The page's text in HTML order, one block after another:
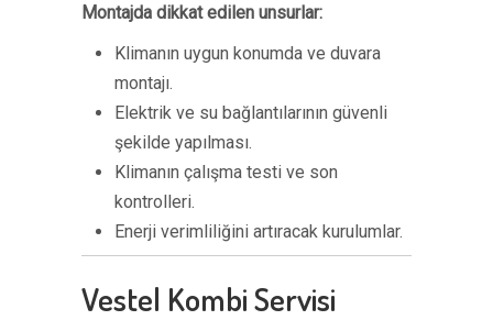
Montajda dikkat edilen unsurlar:
Klimanın uygun konumda ve duvara
montajı.
Elektrik ve su bağlantılarının güvenli
şekilde yapılması.
Klimanın çalışma testi ve son
kontrolleri.
Enerji verimliliğini artıracak kurulumlar.
Vestel Kombi Servisi